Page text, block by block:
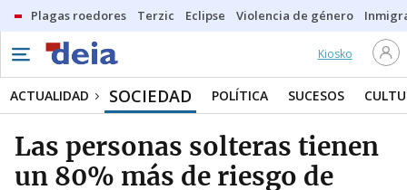
Plagas roedores Terzic Eclipse Violencia de género
Kiosko
ACTUALIDAD SOCIEDAD POLÍTICA SUCESOS
Las personas solteras tienen
un 80% más de riesgo de